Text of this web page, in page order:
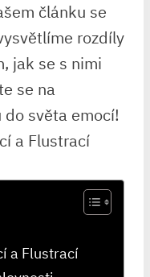
článku se
rozdíly
jak se s nimi
se na
světa emocí!
a Flustrací